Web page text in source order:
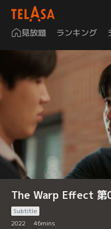
見放題 ランキング
The Warp Effect 第
Subtitle
2022
46mins